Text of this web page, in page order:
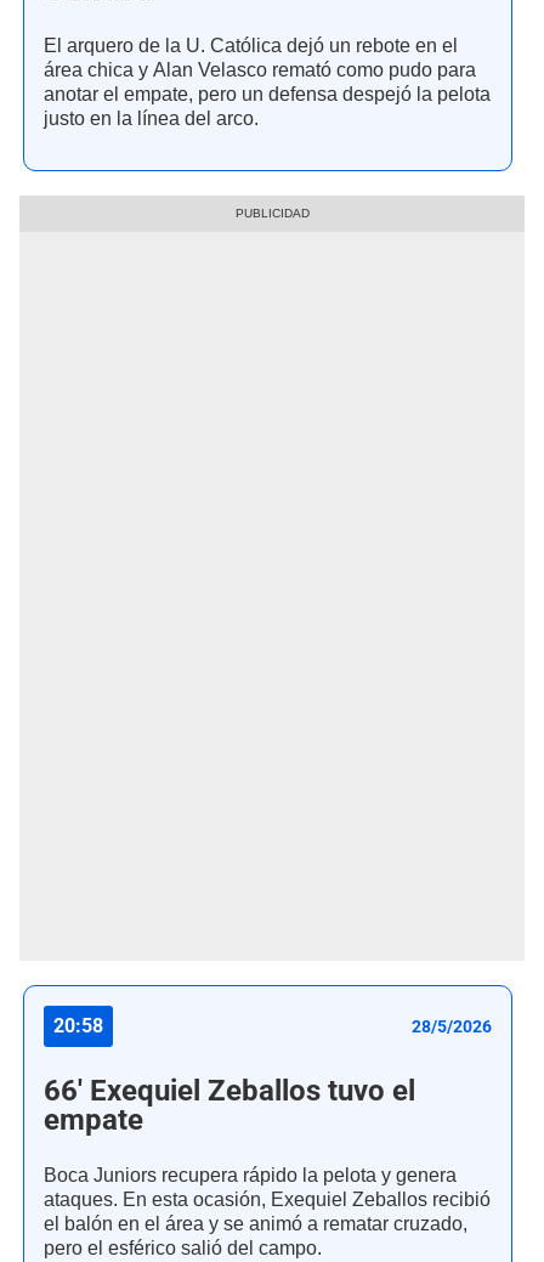
El arquero de la U. Católica dejó un rebote en el
área chica y Alan Velasco remató como pudo para
anotar el empate, pero un defensa despejó la pelota
justo en la línea del arco.
20:58 28/5/2026
66' Exequiel Zeballos tuvo el
empate
Boca Juniors recupera rápido la pelota y genera
ataques. En esta ocasión, Exequiel Zeballos recibió
el balón en el área y se animó a rematar cruzado,
pero el esférico salió del campo.